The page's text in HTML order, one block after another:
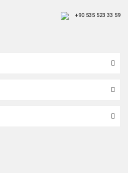
+90 535 523 33 59